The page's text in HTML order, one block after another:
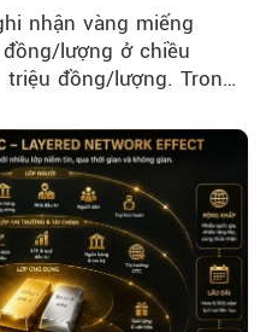
nhận vàng miếng
lượng ở chiều
triệu đồng/lượng. Trong
ounce.